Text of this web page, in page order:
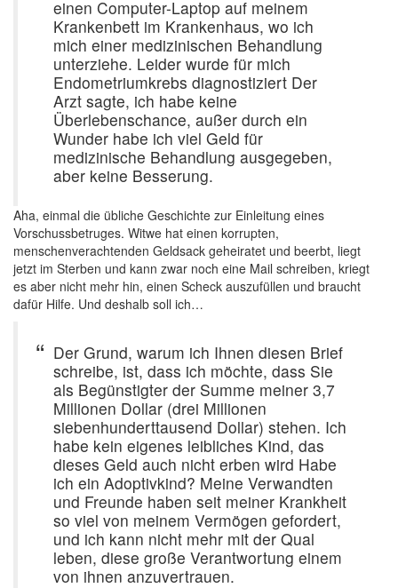
einen Computer-Laptop auf meinem
Krankenbett im Krankenhaus, wo ich
mich einer medizinischen Behandlung
unterziehe. Leider wurde für mich
Endometriumkrebs diagnostiziert Der
Arzt sagte, ich habe keine
Überlebenschance, außer durch ein
Wunder habe ich viel Geld für
medizinische Behandlung ausgegeben,
aber keine Besserung.
Aha, einmal die übliche Geschichte zur Einleitung eines
Vorschussbetruges. Witwe hat einen korrupten,
menschenverachtenden Geldsack geheiratet und beerbt, liegt
jetzt im Sterben und kann zwar noch eine Mail schreiben, kriegt
es aber nicht mehr hin, einen Scheck auszufüllen und braucht
dafür Hilfe. Und deshalb soll ich…
Der Grund, warum ich Ihnen diesen Brief
schreibe, ist, dass ich möchte, dass Sie
als Begünstigter der Summe meiner 3,7
Millionen Dollar (drei Millionen
siebenhunderttausend Dollar) stehen. Ich
habe kein eigenes leibliches Kind, das
dieses Geld auch nicht erben wird Habe
ich ein Adoptivkind? Meine Verwandten
und Freunde haben seit meiner Krankheit
so viel von meinem Vermögen gefordert,
und ich kann nicht mehr mit der Qual
leben, diese große Verantwortung einem
von ihnen anzuvertrauen.